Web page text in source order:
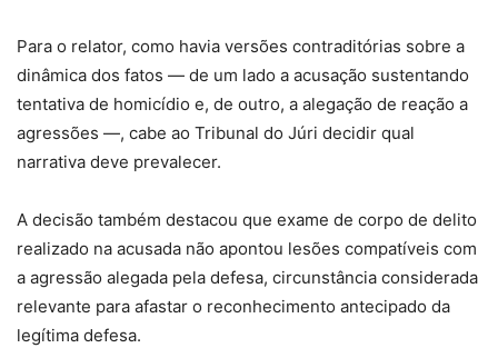
Para o relator, como havia versões contraditórias sobre a
dinâmica dos fatos — de um lado a acusação sustentando
tentativa de homicídio e, de outro, a alegação de reação a
agressões —, cabe ao Tribunal do Júri decidir qual
narrativa deve prevalecer.
A decisão também destacou que exame de corpo de delito
realizado na acusada não apontou lesões compatíveis com
a agressão alegada pela defesa, circunstância considerada
relevante para afastar o reconhecimento antecipado da
legítima defesa.